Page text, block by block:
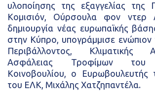
Τύπος
Επικοινωνία
υλοποίησης της εξαγγελίας της
Κομισιόν, Ούρσουλα φον ντερ
δημιουργία νέας ευρωπαϊκής
στην Κύπρο, υπογράμμισε ενώπιον
Περιβάλλοντος, Κλιματικής
Ασφάλειας Τροφίμων του
Κοινοβουλίου, ο
του ΕΛΚ, Μιχάλης Χατζηπαντέλα.